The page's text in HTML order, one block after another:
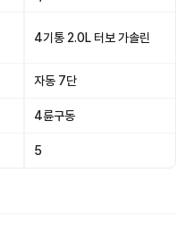
4기통 2.0L 터보 가솔린
자동 7단
4륜구동
5